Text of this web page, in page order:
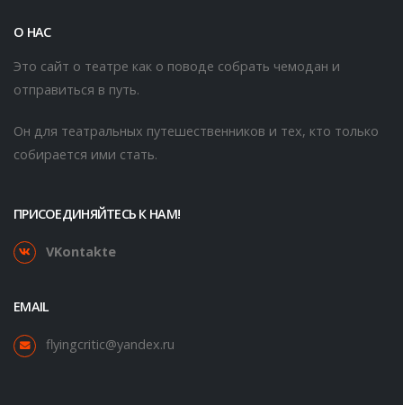
О НАС
Это сайт о театре как о поводе собрать чемодан и
отправиться в путь.
Он для театральных путешественников и тех, кто только
собирается ими стать.
ПРИСОЕДИНЯЙТЕСЬ К НАМ!
VKontakte
EMAIL
flyingcritic@yandex.ru